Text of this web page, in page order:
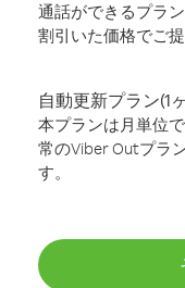
通話ができるプラ
割引いた価格でご提
自動更新プラン(1
本プランは月単位
常のViber Outプラ
す。